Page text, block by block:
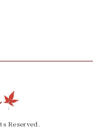
Reserved.